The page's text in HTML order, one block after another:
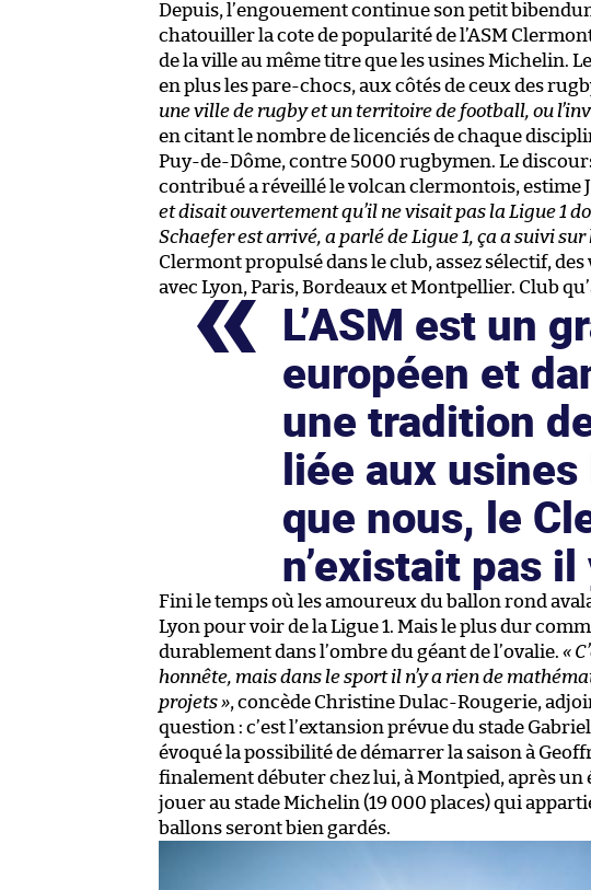
Depuis, l’engouement continue son petit
chatouiller la cote de popularité de l’ASM
de la ville au même titre que les usines Michelin.
en plus les pare-chocs, aux côtés de ceux des
une ville de rugby et un territoire de football, ou
en citant le nombre de licenciés de chaque
Puy-de-Dôme, contre 5000 rugbymen. Le
contribué a réveillé le volcan clermontois, estime
et disait ouvertement qu’il ne visait pas la Ligue 1
Schaefer est arrivé, a parlé de Ligue 1, ça a suivi
Clermont propulsé dans le club, assez sélectif, des
avec Lyon, Paris, Bordeaux et Montpellier. Club
L’ASM est un
européen et
une tradition
liée aux
que nous, le
n’existait pas
Fini le temps où les amoureux du ballon rond
Lyon pour voir de la Ligue 1. Mais le plus dur
durablement dans l’ombre du géant de l’ovalie. «
honnête, mais dans le sport il n’y a rien de
projets », concède Christine Dulac-Rougerie,
question : c’est l’extansion prévue du stade
évoqué la possibilité de démarrer la saison à
finalement débuter chez lui, à Montpied, après un
jouer au stade Michelin (19 000 places) qui
ballons seront bien gardés.